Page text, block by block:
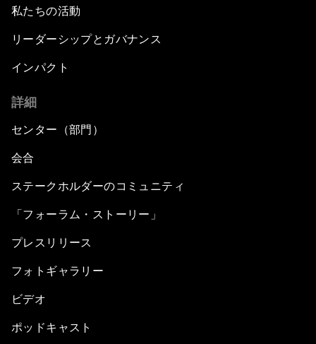
私たちの活動
リーダーシップとガバナンス
インパクト
詳細
センター（部門）
会合
ステークホルダーのコミュニティ
「フォーラム・ストーリー」
プレスリリース
フォトギャラリー
ビデオ
ポッドキャスト